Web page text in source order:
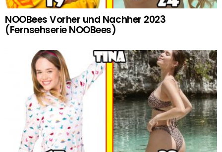
NOOBees Vorher und Nachher 2023
(Fernsehserie NOOBees)